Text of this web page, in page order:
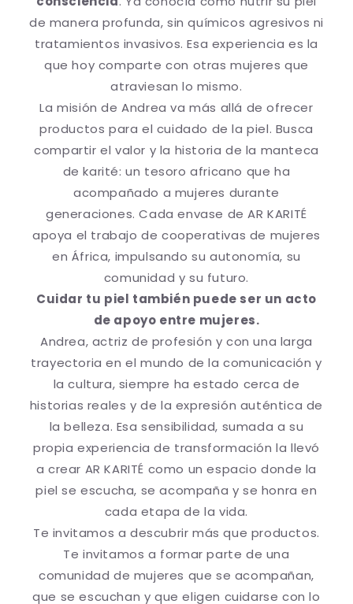
de manera profunda, sin químicos agresivos ni
tratamientos invasivos. Esa experiencia es la
que hoy comparte con otras mujeres que
atraviesan lo mismo.
La misión de Andrea va más allá de ofrecer
productos para el cuidado de la piel. Busca
compartir el valor y la historia de la manteca
de karité: un tesoro africano que ha
acompañado a mujeres durante
generaciones. Cada envase de AR KARITÉ
apoya el trabajo de cooperativas de mujeres
en África, impulsando su autonomía, su
comunidad y su futuro.
Cuidar tu piel también puede ser un acto
de apoyo entre mujeres.
Andrea, actriz de profesión y con una larga
trayectoria en el mundo de la comunicación y
la cultura, siempre ha estado cerca de
historias reales y de la expresión auténtica de
la belleza. Esa sensibilidad, sumada a su
propia experiencia de transformación la llevó
a crear AR KARITÉ como un espacio donde la
piel se escucha, se acompaña y se honra en
cada etapa de la vida.
Te invitamos a descubrir más que productos.
Te invitamos a formar parte de una
comunidad de mujeres que se acompañan,
que se escuchan y que eligen cuidarse con lo